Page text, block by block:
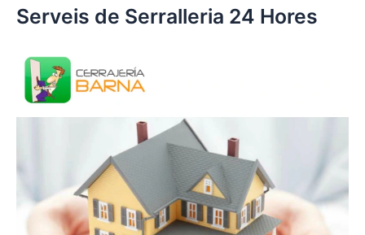
Serveis de Serralleria 24 Hores